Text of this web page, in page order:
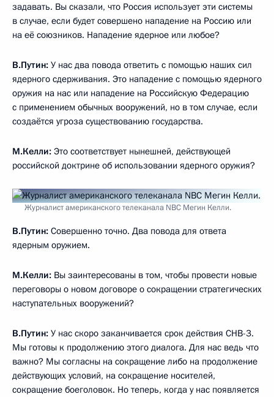
задавать. Вы сказали, что Россия использует эти системы
в случае, если будет совершено нападение на Россию или
на её союзников. Нападение ядерное или любое?
В.Путин: У нас два повода ответить с помощью наших сил
ядерного сдерживания. Это нападение с помощью ядерного
оружия на нас или нападение на Российскую Федерацию
с применением обычных вооружений, но в том случае, если
создаётся угроза существованию государства.
М.Келли: Это соответствует нынешней, действующей
российской доктрине об использовании ядерного оружия?
Журналист американского телеканала NBC Мегин Келли.
В.Путин: Совершенно точно. Два повода для ответа
ядерным оружием.
М.Келли: Вы заинтересованы в том, чтобы провести новые
переговоры о новом договоре о сокращении стратегических
наступательных вооружений?
В.Путин: У нас скоро заканчивается срок действия СНВ-3.
Мы готовы к продолжению этого диалога. Для нас ведь что
важно? Мы согласны на сокращение либо на продолжение
действующих условий, на сокращение носителей,
сокращение боеголовок. Но теперь, когда у нас появляется